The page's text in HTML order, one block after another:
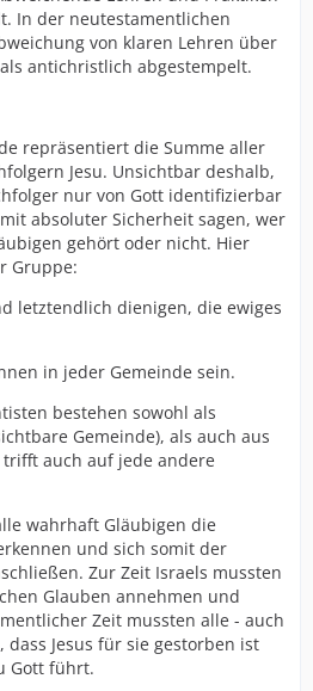
In der neutestamentlichen
von klaren Lehren über
antichristlich abgestempelt.
repräsentiert die Summe aller
Jesu. Unsichtbar deshalb,
nur von Gott identifizierbar
absoluter Sicherheit sagen, wer
gehört oder nicht. Hier
Gruppe:
letztendlich dienigen, die ewiges
in jeder Gemeinde sein.
bestehen sowohl als
Gemeinde), als auch aus
auch auf jede andere
wahrhaft Gläubigen die
und sich somit der
Zur Zeit Israels mussten
Glauben annehmen und
Zeit mussten alle - auch
Jesus für sie gestorben ist
Gott führt.